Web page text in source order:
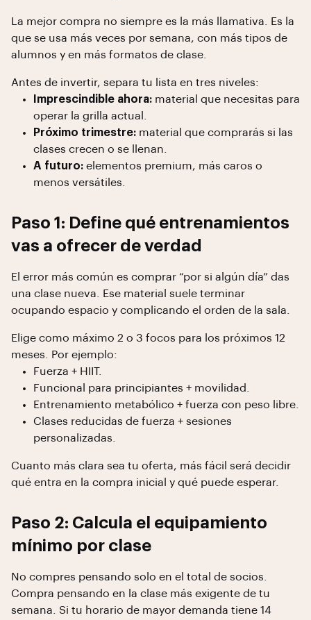
La mejor compra no siempre es la más llamativa. Es la
que se usa más veces por semana, con más tipos de
alumnos y en más formatos de clase.
Antes de invertir, separa tu lista en tres niveles:
Imprescindible ahora: material que necesitas para
operar la grilla actual.
Próximo trimestre: material que comprarás si las
clases crecen o se llenan.
A futuro: elementos premium, más caros o
menos versátiles.
Paso 1: Define qué entrenamientos
vas a ofrecer de verdad
El error más común es comprar “por si algún día” das
una clase nueva. Ese material suele terminar
ocupando espacio y complicando el orden de la sala.
Elige como máximo 2 o 3 focos para los próximos 12
meses. Por ejemplo:
Fuerza + HIIT.
Funcional para principiantes + movilidad.
Entrenamiento metabólico + fuerza con peso libre.
Clases reducidas de fuerza + sesiones
personalizadas.
Cuanto más clara sea tu oferta, más fácil será decidir
qué entra en la compra inicial y qué puede esperar.
Paso 2: Calcula el equipamiento
mínimo por clase
No compres pensando solo en el total de socios.
Compra pensando en la clase más exigente de tu
semana. Si tu horario de mayor demanda tiene 14